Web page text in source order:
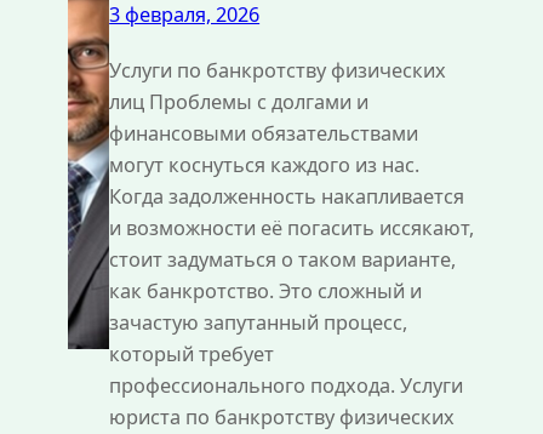
3 февраля, 2026
Услуги по банкротству физических
лиц Проблемы с долгами и
финансовыми обязательствами
могут коснуться каждого из нас.
Когда задолженность накапливается
и возможности её погасить иссякают,
стоит задуматься о таком варианте,
как банкротство. Это сложный и
зачастую запутанный процесс,
который требует
профессионального подхода. Услуги
юриста по банкротству физических